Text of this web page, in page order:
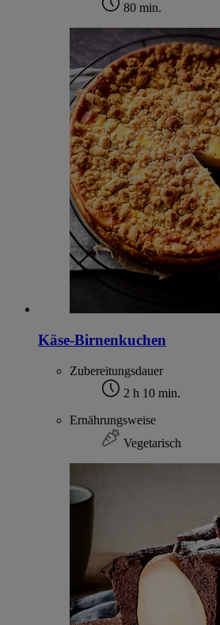
80 min.
Käse-Birnenkuchen
Zubereitungsdauer
2 h 10 min.
Ernährungsweise
Vegetarisch